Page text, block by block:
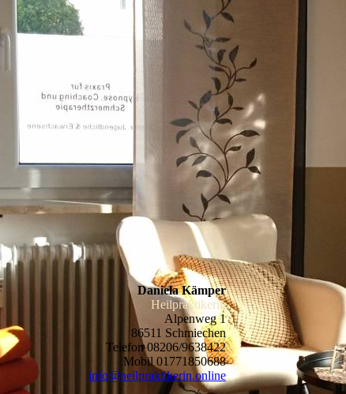
Daniela Kämper
Heilpraktikerin
Alpenweg 1
86511 Schmiechen
Telefon 08206/9638422
Mobil 01771850688
info@heilpraktikerin.online